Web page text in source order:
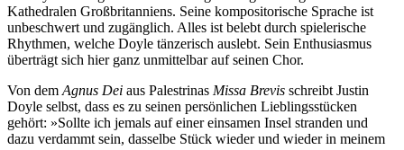
Kathedralen Großbritanniens. Seine kompositorische Sprache ist
unbeschwert und zugänglich. Alles ist belebt durch spielerische
Rhythmen, welche Doyle tänzerisch auslebt. Sein Enthusiasmus
überträgt sich hier ganz unmittelbar auf seinen Chor.
Von dem Agnus Dei aus Palestrinas Missa Brevis schreibt Justin
Doyle selbst, dass es zu seinen persönlichen Lieblingsstücken
gehört: »Sollte ich jemals auf einer einsamen Insel stranden und
dazu verdammt sein, dasselbe Stück wieder und wieder in meinem